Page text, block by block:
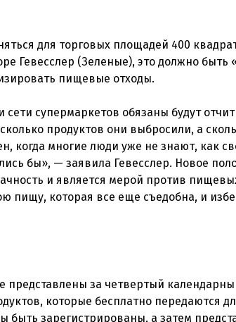
для торговых площадей 400
Гевесслер (Зеленые), это должно быть
пищевые отходы.
супермаркетов обязаны будут
продуктов они выбросили, а
когда многие люди уже не знают, как
бы», — заявила Гевесслер. Новое
и является мерой против
за четвертый
которые бесплатно передаются
быть зарегистрированы, а затем